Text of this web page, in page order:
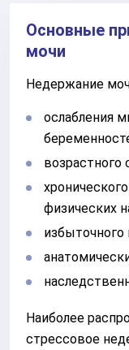
Основные
мочи
Недержание
ослабления
возрастного
физических
избыточного
Наиболее
стрессовое